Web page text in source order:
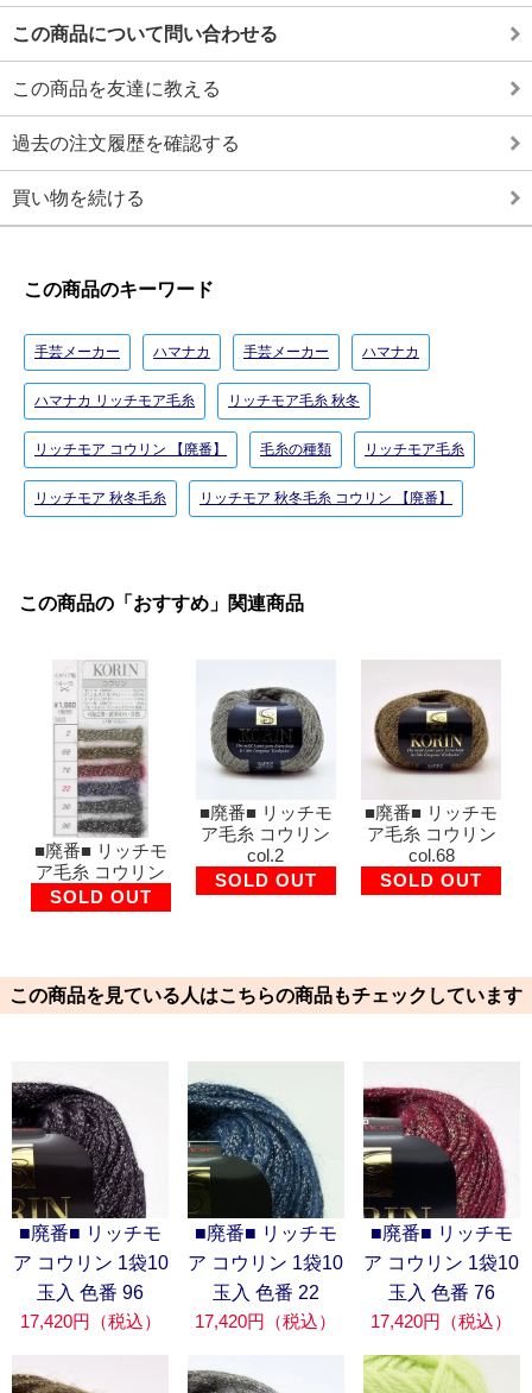
この商品について問い合わせる
この商品を友達に教える
過去の注文履歴を確認する
買い物を続ける
この商品のキーワード
手芸メーカー ハマナカ 手芸メーカー ハマナカ
ハマナカ リッチモア毛糸 リッチモア毛糸 秋冬
リッチモア コウリン 【廃番】 毛糸の種類 リッチモア毛糸
リッチモア 秋冬毛糸 リッチモア 秋冬毛糸 コウリン 【廃番】
この商品の「おすすめ」関連商品
■廃番■ リッチモ
ア毛糸 コウリン
SOLD OUT
■廃番■ リッチモ
ア毛糸 コウリン
col.2
SOLD OUT
■廃番■ リッチモ
ア毛糸 コウリン
col.68
SOLD OUT
この商品を見ている人はこちらの商品もチェックしています
■廃番■ リッチモ
ア コウリン 1袋10
玉入 色番 96
17,420円（税込）
■廃番■ リッチモ
ア コウリン 1袋10
玉入 色番 22
17,420円（税込）
■廃番■ リッチモ
ア コウリン 1袋10
玉入 色番 76
17,420円（税込）